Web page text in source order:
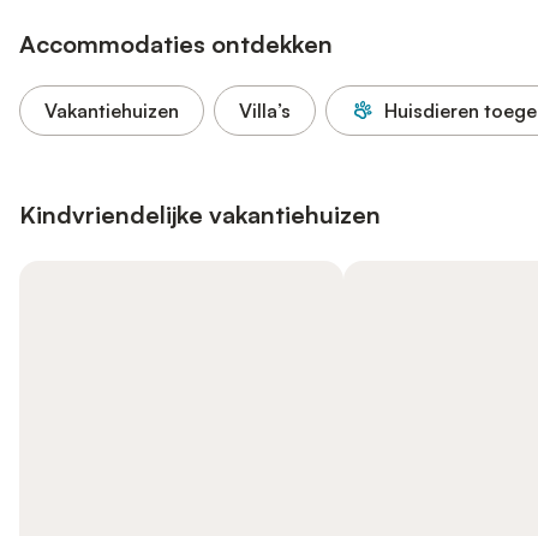
Accommodaties ontdekken
Vakantiehuizen Villa’s Huisdieren
Kindvriendelijke vakantiehuizen